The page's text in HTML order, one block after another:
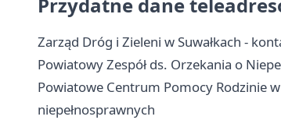
Przydatne dane
Zarząd Dróg i Zieleni w Suwałkach -
Powiatowy Zespół ds. Orzekania o
Powiatowe Centrum Pomocy Rodzinie
niepełnosprawnych